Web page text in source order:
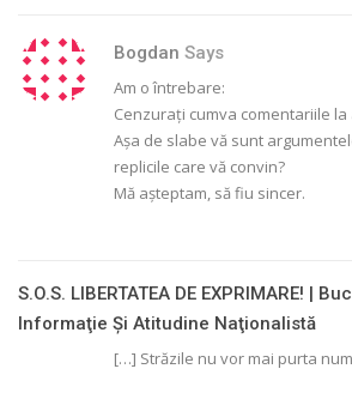
Bogdan Says
Am o întrebare:
Cenzurați cumva comentariile la
Așa de slabe vă sunt
replicile care vă convin?
Mă așteptam, să fiu sincer.
S.O.S. LIBERTATEA DE EXPRIMARE! |
Informaţie Şi Atitudine Naţionalistă
[…] Străzile nu vor mai purta